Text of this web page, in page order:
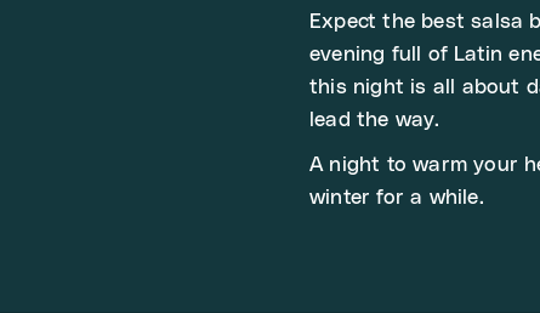
Expect the best salsa
evening full of Latin
this night is all about
lead the way.
A night to warm your
winter for a while.